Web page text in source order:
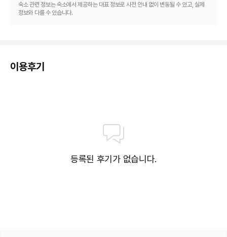
숙소 관련 정보는 숙소에서 제공하는 대표 정보로 사전 안내 없이 변동될 수 있고, 실제
정보와 다를 수 있습니다.
이용후기
등록된 후기가 없습니다.